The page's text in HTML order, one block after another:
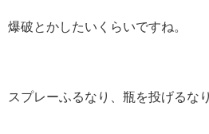
爆破とかしたいくらいですね。
スプレーふるなり、瓶を投げるな